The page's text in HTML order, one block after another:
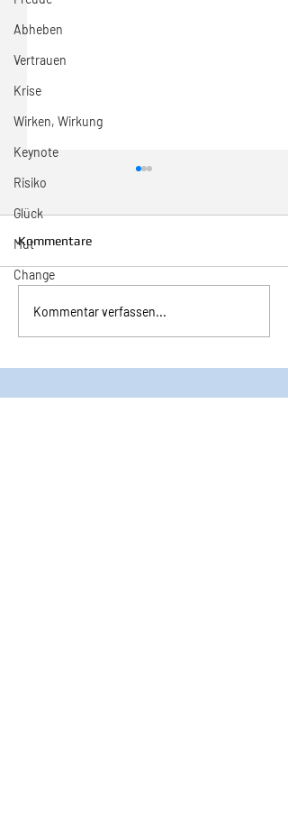
Abheben
Vertrauen
Krise
Wirken, Wirkung
Keynote
Risiko
Glück
Mut
Change
Inspiration zur Woche
11/2024
Kommentare
Kommentar verfassen...